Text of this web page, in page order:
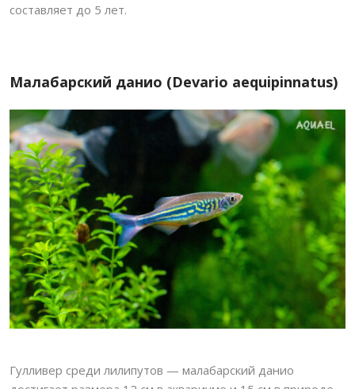
составляет до 5 лет.
Малабарский данио (Devario aequipinnatus)
Гулливер среди лилипутов — малабарский данио